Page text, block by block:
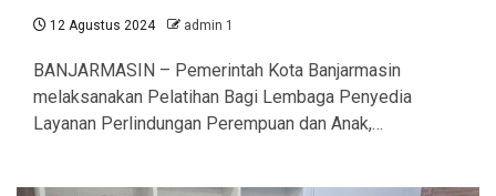
12 Agustus 2024 admin 1
BANJARMASIN – Pemerintah Kota Banjarmasin
melaksanakan Pelatihan Bagi Lembaga Penyedia
Layanan Perlindungan Perempuan dan Anak,…